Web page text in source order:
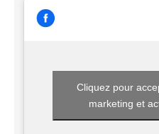
Cliquez pour
marketing et